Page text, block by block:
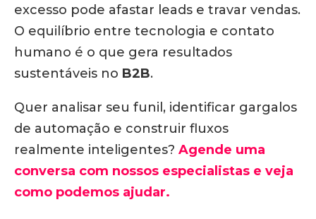
excesso pode afastar leads e travar vendas.
O equilíbrio entre tecnologia e contato
humano é o que gera resultados
sustentáveis no B2B.
Quer analisar seu funil, identificar gargalos
de automação e construir fluxos
realmente inteligentes? Agende uma
conversa com nossos especialistas e veja
como podemos ajudar.